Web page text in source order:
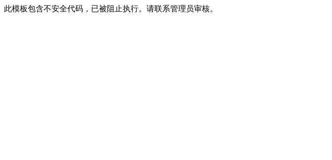
此模板包含不安全代码，已被阻止执行。请联系管理员审核。